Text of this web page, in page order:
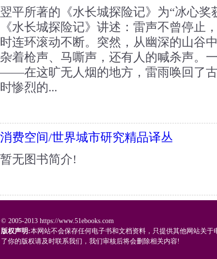
翌平所著的《水长城探险记》为“冰心奖
《水长城探险记》讲述：雷声不曾停止
时连环滚动不断。突然，从幽深的山谷
杂着枪声、马嘶声，还有人的喊杀声。
——在这旷无人烟的地方，雷雨唤回了
时惨烈的...
消费空间/世界城市研究精品译丛
暂无图书简介!
© 2005-2013 https://www.51ebooks.com
版权声明:本网站不会保存任何电子书和文档资料，只提供其他网站关
了你的版权请及时联系我们，我们审核后将会删除相关内容!